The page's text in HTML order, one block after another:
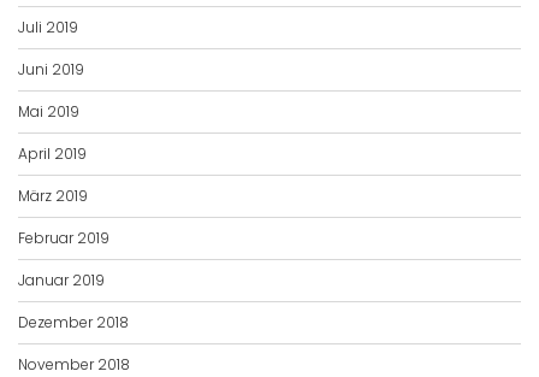
Juli 2019
Juni 2019
Mai 2019
April 2019
März 2019
Februar 2019
Januar 2019
Dezember 2018
November 2018